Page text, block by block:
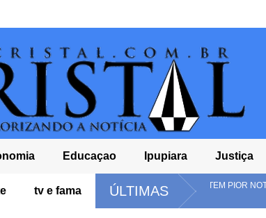
Educaçao Ipupiara Justiça
tv e fama ÚLTIMAS
NO BRASIL E TEM PIOR NOTA DO ENSINO MÉDIO NO